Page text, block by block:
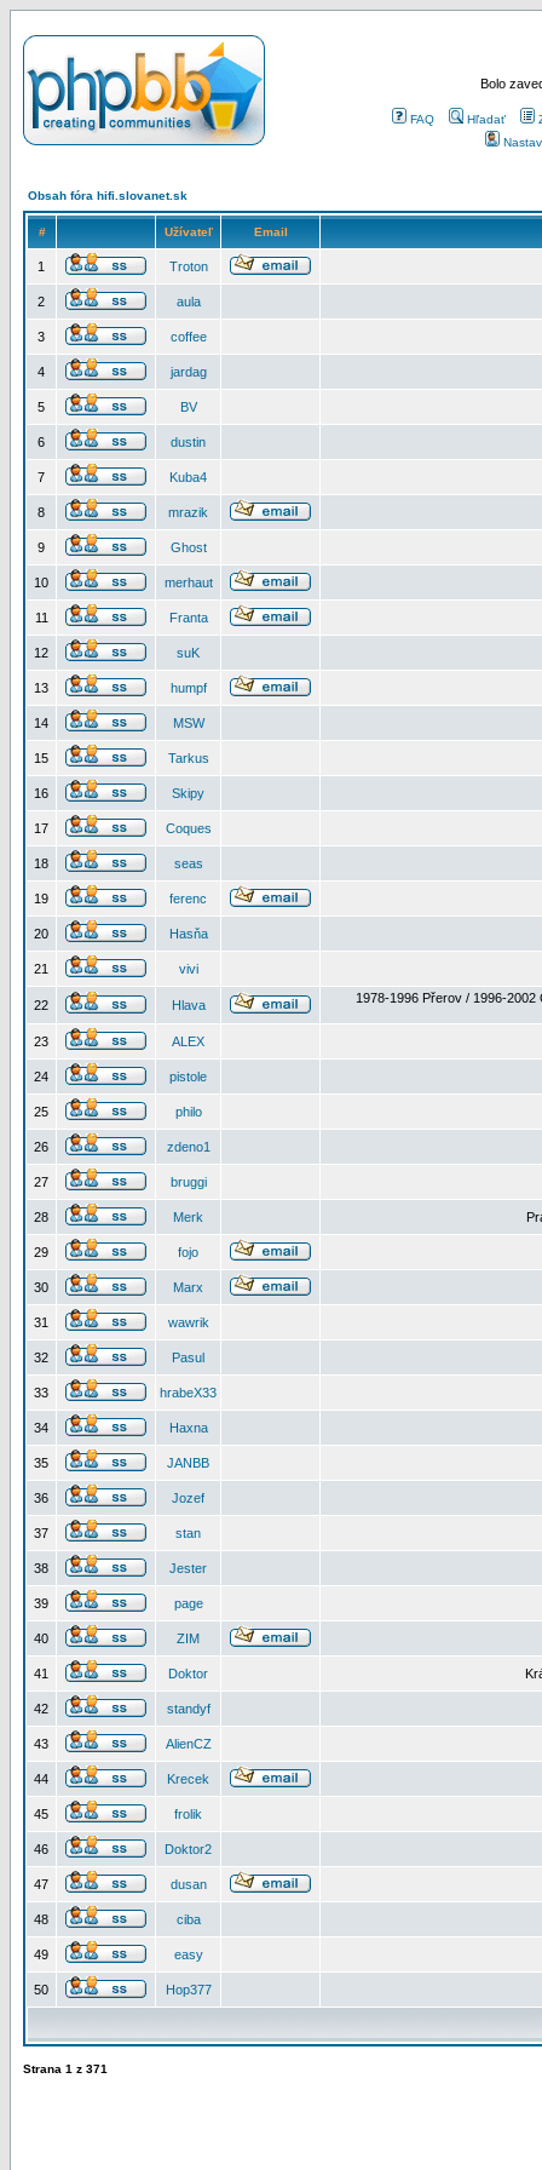
Bolo
FAQ Hľadať
Obsah fóra hifi.slovanet.sk
# Užívateľ Email
1 Troton
2 aula
3 coffee
4 jardag
5 BV
6 dustin
7 Kuba4
8 mrazik
9 Ghost
10 merhaut
11 Franta
12 suK
13 humpf
14 MSW
15 Tarkus
16 Skipy
17 Coques
18 seas
19 ferenc
20 Hasňa
21 vivi
22 Hlava 1978-1996 Přerov / 1996-2002
23 ALEX
24 pistole
25 philo
26 zdeno1
27 bruggi
28 Merk
29 fojo
30 Marx
31 wawrik
32 Pasul
33 hrabeX33
34 Haxna
35 JANBB
36 Jozef
37 stan
38 Jester
39 page
40 ZIM
41 Doktor
42 standyf
43 AlienCZ
44 Krecek
45 frolik
46 Doktor2
47 dusan
48 ciba
49 easy
50 Hop377
Strana 1 z 371